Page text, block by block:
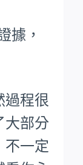
據，
過程很
大部分
不一定